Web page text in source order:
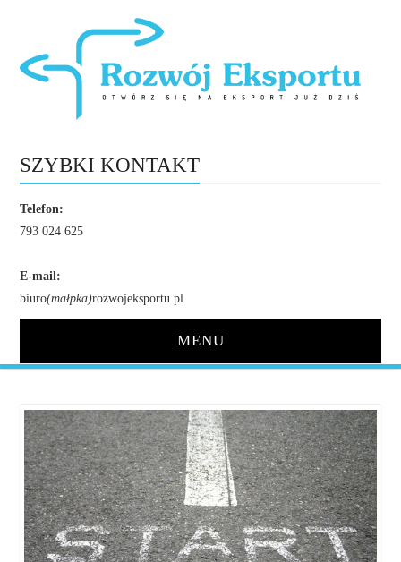
SZYBKI KONTAKT
Telefon:
793 024 625
E-mail:
biuro(małpka)rozwojeksportu.pl
MENU
O NAS
NASZE USŁUGI
DORADZTWO